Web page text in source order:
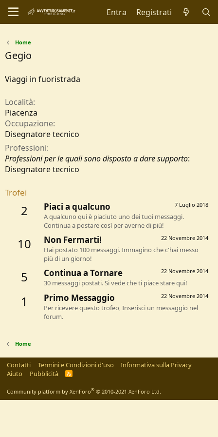
Entra Registrati
Home
Gegio
Viaggi in fuoristrada
Località
Piacenza
Occupazione
Disegnatore tecnico
Professioni
Professioni per le quali sono disposto a dare supporto:
Disegnatore tecnico
Trofei
2 7 Luglio 2018
Piaci a qualcuno
A qualcuno qui è piaciuto uno dei tuoi messaggi.
Continua a postare così per averne di più!
10 22 Novembre 2014
Non Fermarti!
Hai postato 100 messaggi. Immagino che c'hai messo
più di un giorno!
5 22 Novembre 2014
Continua a Tornare
30 messaggi postati. Si vede che ti piace stare qui!
1 22 Novembre 2014
Primo Messaggio
Per ricevere questo trofeo, Inserisci un messaggio nel
forum.
Home
Contatti Termini e Condizioni d'uso
Informativa sulla Privacy
Aiuto
Pubblicità
R
Community platform by XenForo® © 2010-2021 XenForo Ltd.